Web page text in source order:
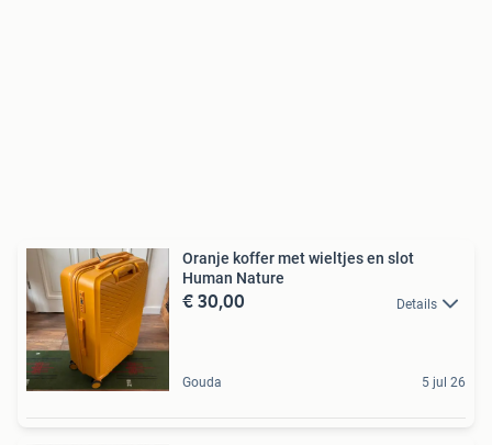
Oranje koffer met wieltjes en slot
Human Nature
€ 30,00 Details
Gouda 5 jul 26